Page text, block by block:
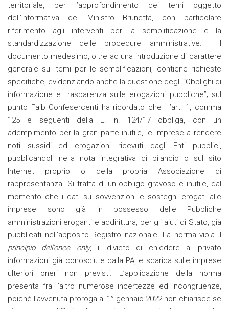
territoriale, per l’approfondimento dei temi oggetto
dell’informativa del Ministro Brunetta, con particolare
riferimento agli interventi per la semplificazione e la
standardizzazione delle procedure amministrative. Il
documento medesimo, oltre ad una introduzione di carattere
generale sui temi per le semplificazioni, contiene richieste
specifiche, evidenziando anche la questione degli “Obblighi di
informazione e trasparenza sulle erogazioni pubbliche”; sul
punto Faib Confesercenti ha ricordato che l’art. 1, comma
125 e seguenti della L. n. 124/17 obbliga, con un
adempimento per la gran parte inutile, le imprese a rendere
noti sussidi ed erogazioni ricevuti dagli Enti pubblici,
pubblicandoli nella nota integrativa di bilancio o sul sito
Internet proprio o della propria Associazione di
rappresentanza. Si tratta di un obbligo gravoso e inutile, dal
momento che i dati su sovvenzioni e sostegni erogati alle
imprese sono già in possesso delle Pubbliche
amministrazioni eroganti e addirittura, per gli aiuti di Stato, già
pubblicati nell’apposito Registro nazionale. La norma viola il
principio dell’once only, il divieto di chiedere al privato
informazioni già conosciute dalla PA, e scarica sulle imprese
ulteriori oneri non previsti. L’applicazione della norma
presenta fra l’altro numerose incertezze ed incongruenze,
poiché l’avvenuta proroga al 1° gennaio 2022 non chiarisce se